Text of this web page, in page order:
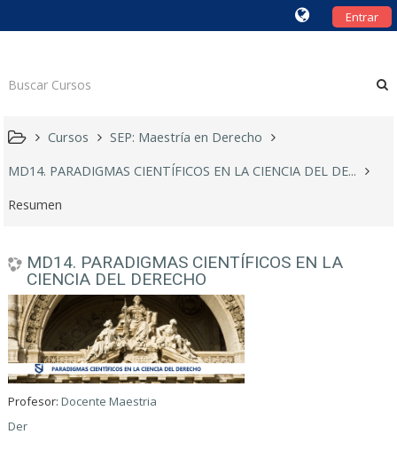
Entrar
Cursos
SEP: Maestría en Derecho
MD14. PARADIGMAS CIENTÍFICOS EN LA CIENCIA DEL DE...
Resumen
MD14. PARADIGMAS CIENTÍFICOS EN LA
CIENCIA DEL DERECHO
Profesor:Docente Maestria
Der